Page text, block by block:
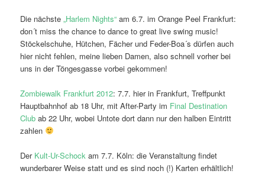
Die nächste„Harlem Nights“am 6.7. im Orange Peel Frankfurt:
don´t miss the chance to dance to great live swing music!
Stöckelschuhe, Hütchen, Fächer und Feder-Boa´s dürfen auch
hier nicht fehlen, meine lieben Damen, also schnell vorher bei
uns in der Töngesgasse vorbei gekommen!
Zombiewalk Frankfurt 2012: 7.7. hier in Frankfurt, Treffpunkt
Hauptbahnhof ab 18 Uhr, mit After-Party im Final Destination
Club ab 22 Uhr, wobei Untote dort dann nur den halben Eintritt
zahlen
DerKult-Ur-Schock am 7.7. Köln: die Veranstaltung findet
wunderbarer Weise statt und es sind noch (!) Karten erhältlich!